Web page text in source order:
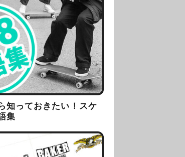
知っておきたい！スケ
集